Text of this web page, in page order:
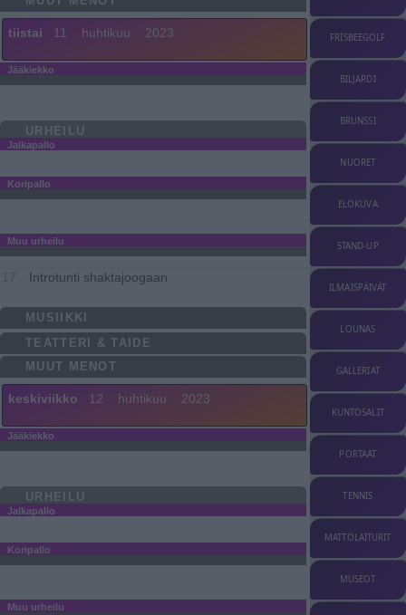
tiistai 11 huhtikuu 2023
Jääkiekko
URHEILU
Jalkapallo
Koripallo
Muu urheilu
Introtunti shaktajoogaan
MUSIIKKI
TEATTERI & TAIDE
MUUT MENOT
keskiviikko 12 huhtikuu 2023
Jääkiekko
URHEILU
Jalkapallo
Koripallo
Muu urheilu
FRISBEEGOLF
BILJARDI
BRUNSSI
NUORET
ELOKUVA
STAND-UP
ILMAISPÄIVÄT
LOUNAS
GALLERIAT
KUNTOSALIT
PORTAAT
TENNIS
MATTOLAITURIT
MUSEOT